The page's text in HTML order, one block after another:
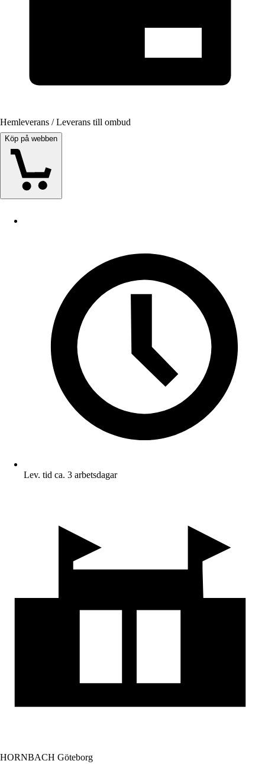
Hemleverans / Leverans till ombud
Köp på webben
Lev. tid ca. 3 arbetsdagar
HORNBACH Göteborg